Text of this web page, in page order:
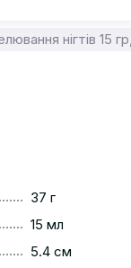
нігтів 15
37 г
15 мл
5.4 см